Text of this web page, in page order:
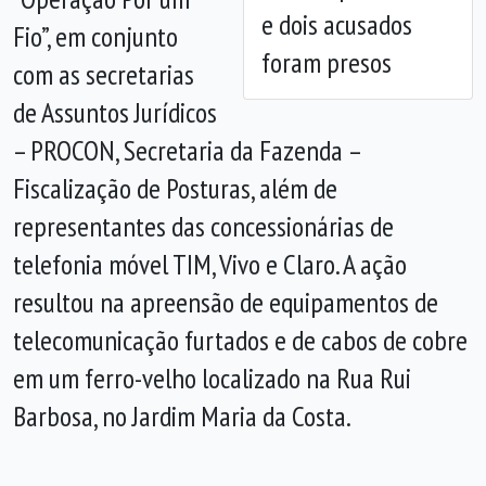
e dois acusados
foram presos
Fio”, em conjunto
com as secretarias
de Assuntos Jurídicos
– PROCON, Secretaria da Fazenda –
Fiscalização de Posturas, além de
representantes das concessionárias de
telefonia móvel TIM, Vivo e Claro. A ação
resultou na apreensão de equipamentos de
telecomunicação furtados e de cabos de cobre
em um ferro-velho localizado na Rua Rui
Barbosa, no Jardim Maria da Costa.